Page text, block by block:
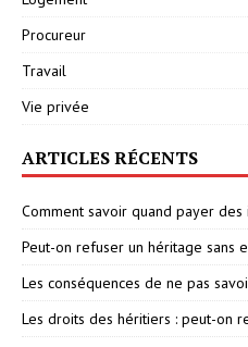
Procureur
Travail
Vie privée
ARTICLES RÉCENTS
Comment savoir quand payer
Peut-on refuser un héritage sans
Les conséquences de ne pas
Les droits des héritiers : peut-on